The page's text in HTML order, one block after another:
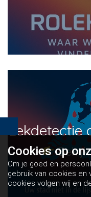
Bekijk
Cookies op
Om je goed en
gebruik van cookies en
cookies volgen wij en